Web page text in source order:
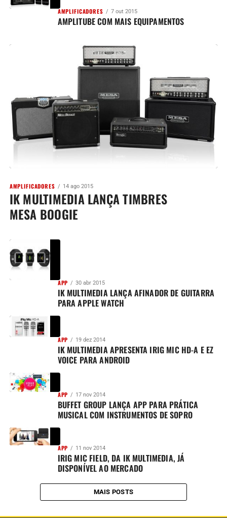
AMPLIFICADORES 7 out 2015
AMPLITUBE COM MAIS EQUIPAMENTOS
AMPLIFICADORES 14 ago 2015
IK MULTIMEDIA LANÇA TIMBRES
MESA BOOGIE
APP 30 abr 2015
IK MULTIMEDIA LANÇA AFINADOR DE GUITARRA
PARA APPLE WATCH
APP 19 dez 2014
IK MULTIMEDIA APRESENTA IRIG MIC HD-A E EZ
VOICE PARA ANDROID
APP 17 nov 2014
BUFFET GROUP LANÇA APP PARA PRÁTICA
MUSICAL COM INSTRUMENTOS DE SOPRO
APP 11 nov 2014
IRIG MIC FIELD, DA IK MULTIMEDIA, JÁ
DISPONÍVEL AO MERCADO
MAIS POSTS